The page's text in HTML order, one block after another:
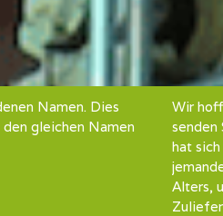
Namen. Dies
gleichen Namen
Wir
senden
hat
Alters,